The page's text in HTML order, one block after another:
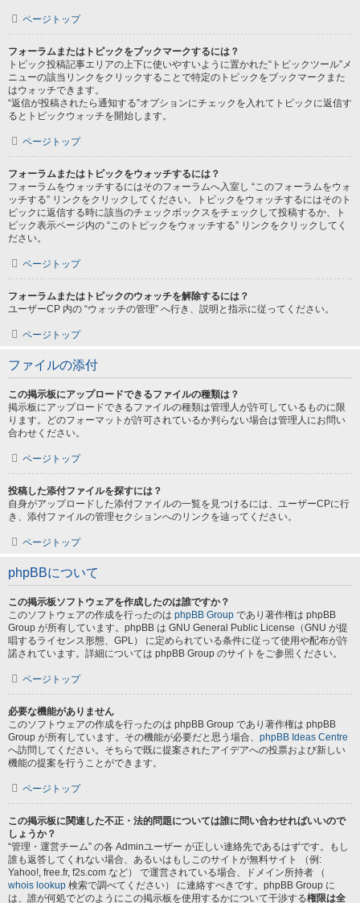
ページトップ
フォーラムまたはトピックをブックマークするには？
トピック投稿記事エリアの上下に使いやすいように置かれた“トピックツール”メ
ニューの該当リンクをクリックすることで特定のトピックをブックマークまた
はウォッチできます。
“返信が投稿されたら通知する”オプションにチェックを入れてトピックに返信す
るとトピックウォッチを開始します。
ページトップ
フォーラムまたはトピックをウォッチするには？
フォーラムをウォッチするにはそのフォーラムへ入室し “このフォーラムをウォ
ッチする” リンクをクリックしてください。トピックをウォッチするにはそのト
ピックに返信する時に該当のチェックボックスをチェックして投稿するか、ト
ピック表示ページ内の “このトピックをウォッチする” リンクをクリックしてく
ださい。
ページトップ
フォーラムまたはトピックのウォッチを解除するには？
ユーザーCP 内の “ウォッチの管理” へ行き、説明と指示に従ってください。
ページトップ
ファイルの添付
この掲示板にアップロードできるファイルの種類は？
掲示板にアップロードできるファイルの種類は管理人が許可しているものに限
ります。どのフォーマットが許可されているか判らない場合は管理人にお問い
合わせください。
ページトップ
投稿した添付ファイルを探すには？
自身がアップロードした添付ファイルの一覧を見つけるには、ユーザーCPに行
き、添付ファイルの管理セクションへのリンクを辿ってください。
ページトップ
phpBBについて
この掲示板ソフトウェアを作成したのは誰ですか？
このソフトウェアの作成を行ったのは phpBB Group であり著作権は phpBB
Group が所有しています。phpBB は GNU General Public License（GNU が提
唱するライセンス形態、GPL） に定められている条件に従って使用や配布が許
諾されています。詳細については phpBB Group のサイトをご参照ください。
ページトップ
必要な機能がありません
このソフトウェアの作成を行ったのは phpBB Group であり著作権は phpBB
Group が所有しています。その機能が必要だと思う場合、 phpBB Ideas Centre
へ訪問してください。そちらで既に提案されたアイデアへの投票および新しい
機能の提案を行うことができます。
ページトップ
この掲示板に関連した不正・法的問題については誰に問い合わせればいいので
しょうか？
“管理・運営チーム” の各 Adminユーザー が正しい連絡先であるはずです。もし
誰も返答してくれない場合、あるいはもしこのサイトが無料サイト （例:
Yahoo!, free.fr, f2s.com など） で運営されている場合、ドメイン所持者 （
whois lookup 検索で調べてください） に連絡すべきです。phpBB Group に
は、誰が何処でどのようにこの掲示板を使用するかについて干渉する権限は全